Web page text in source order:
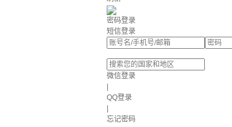
密码登录
短信登录
微信登录
QQ登录
忘记密码